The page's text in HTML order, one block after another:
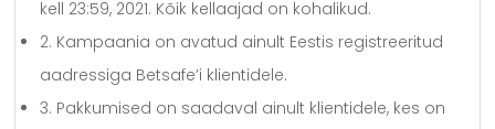
kell 23:59, 2021. Kõik kellaajad on kohalikud.
2. Kampaania on avatud ainult Eestis registreeritud
aadressiga Betsafe’i klientidele.
3. Pakkumised on saadaval ainult klientidele, kes on